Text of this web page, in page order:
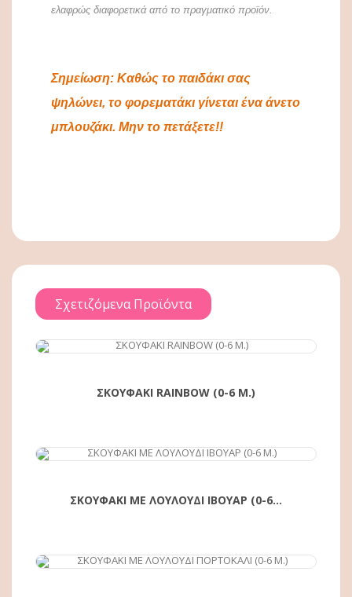
ελαφρώς διαφορετικά από το πραγματικό προϊόν.
Σημείωση: Καθώς το παιδάκι σας
ψηλώνει, το φορεματάκι γίνεται ένα άνετο
μπλουζάκι. Μην το πετάξετε!!
Σχετιζόμενα Προϊόντα
ΑΓΟΡΆ
ΣΚΟΥΦΑΚΙ RAINBOW (0-6 Μ.)
ΑΓΟΡΆ
ΣΚΟΥΦΑΚΙ ΜΕ ΛΟΥΛΟΥΔΙ ΙΒΟΥΑΡ (0-6...
ΑΓΟΡΆ